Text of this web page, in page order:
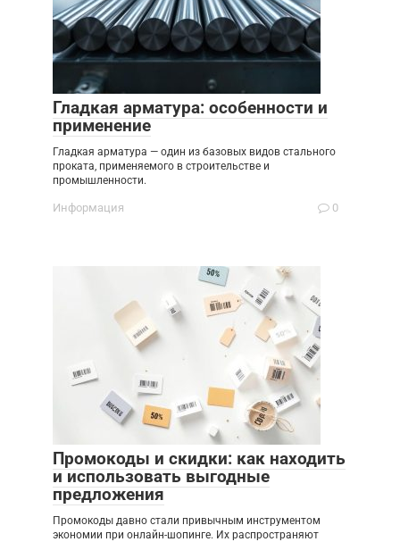
Гладкая арматура: особенности и
применение
Гладкая арматура — один из базовых видов стального
проката, применяемого в строительстве и
промышленности.
Информация 0
Промокоды и скидки: как находить
и использовать выгодные
предложения
Промокоды давно стали привычным инструментом
экономии при онлайн-шопинге. Их распространяют